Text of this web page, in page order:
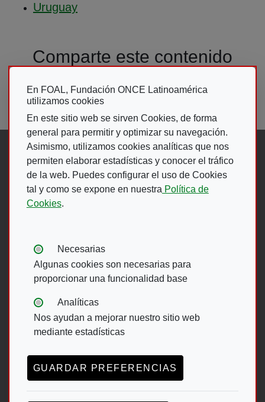
En FOAL, Fundación ONCE Latinoamérica
utilizamos cookies
En este sitio web se sirven Cookies, de forma
general para permitir y optimizar su navegación.
Asimismo, utilizamos cookies analíticas que nos
permiten elaborar estadísticas y conocer el tráfico
de la web. Puedes configurar el uso de Cookies
tal y como se expone en nuestra Política de
Cookies.
Tipos de cookies:
Necesarias
Algunas cookies son necesarias para
proporcionar una funcionalidad base
Analíticas
Nos ayudan a mejorar nuestro sitio web
mediante estadísticas
GUARDAR PREFERENCIAS
Uruguay
Comparte este contenido
Síguenos en:
Abre en ventana nueva. Ir a
Abre en ventana nueva. Ir
(Abre en nueva ventana)
Abre en ventana
(Abre en nueva
Abre en ventana
(Abre en nueva
Menú del pie
ACCESIBILIDAD
AVISO LEGAL
POLÍTICA DE PRIVACIDAD